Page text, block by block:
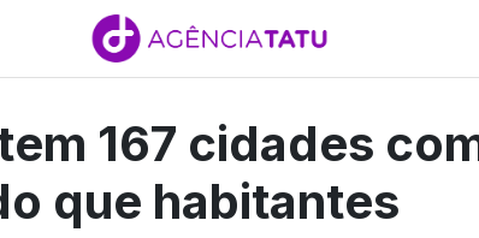
167 cidades
que habitantes